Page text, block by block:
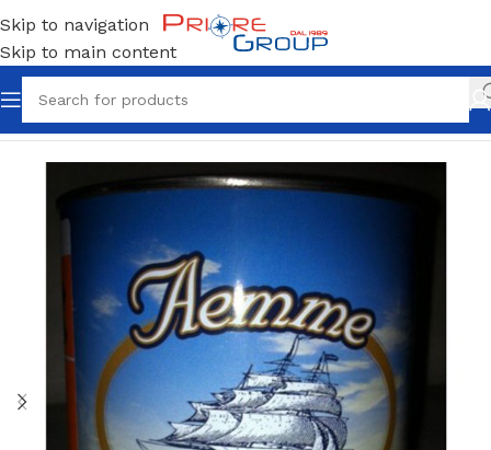
Skip to navigation
Skip to main content
Home Antivegetativa